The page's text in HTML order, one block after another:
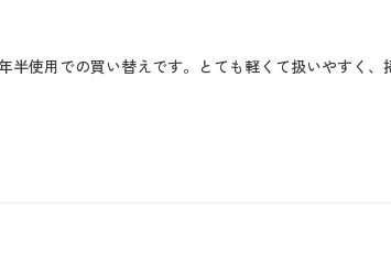
使用での買い替えです。とても軽くて扱いやすく、